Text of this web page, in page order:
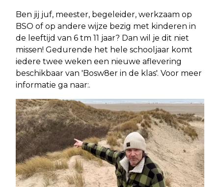
Ben jij juf, meester, begeleider, werkzaam op
BSO of op andere wijze bezig met kinderen in
de leeftijd van 6 tm 11 jaar? Dan wil je dit niet
missen! Gedurende het hele schooljaar komt
iedere twee weken een nieuwe aflevering
beschikbaar van 'Bosw8er in de klas'. Voor meer
informatie ga naar:.